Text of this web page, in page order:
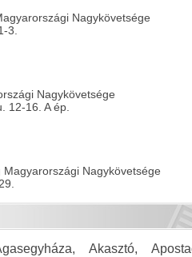
Nagykövetsége
3.
Nagykövetsége
12-16. A ép.
Nagykövetsége
Akasztó,